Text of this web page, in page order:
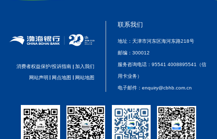
消费者权益保护/投诉指南 加入我们
网站声明 网点地图 网站地图
联系我们
地址：天津市河东区海河东路218号
邮编： 300012
服务咨询电话： 95541 4008895541（信
用卡业务）
电子邮件： enquiry@cbhb.com.cn